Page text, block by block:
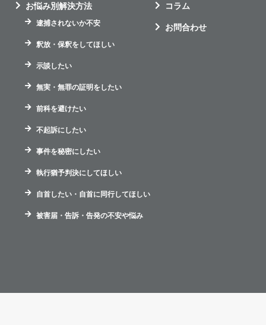
お悩み別解決方法
逮捕されないか不安
釈放・保釈をしてほしい
示談したい
無実・無罪の証明をしたい
前科を避けたい
不起訴にしたい
事件を秘密にしたい
執行猶予判決にしてほしい
自首したい・自首に同行してほしい
被害届・告訴・告発の不安や悩み
コラム
お問合わせ